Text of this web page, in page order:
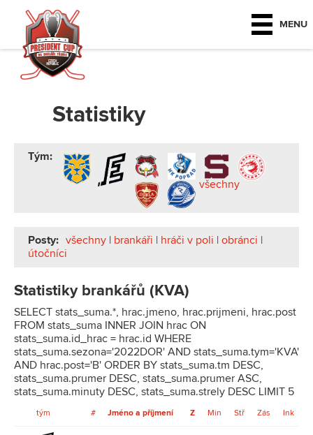
MENU
Statistiky
Tým:
všechny
Posty: všechny | brankáři | hráči v poli | obránci |
útočníci
Statistiky brankářů (KVA)
SELECT stats_suma.*, hrac.jmeno, hrac.prijmeni, hrac.post
FROM stats_suma INNER JOIN hrac ON
stats_suma.id_hrac = hrac.id WHERE
stats_suma.sezona='2022DOR' AND stats_suma.tym='KVA'
AND hrac.post='B' ORDER BY stats_suma.tm DESC,
stats_suma.prumer DESC, stats_suma.prumer ASC,
stats_suma.minuty DESC, stats_suma.strely DESC LIMIT 5
tým # Jméno a příjmení Z Min Stř Zás Ink